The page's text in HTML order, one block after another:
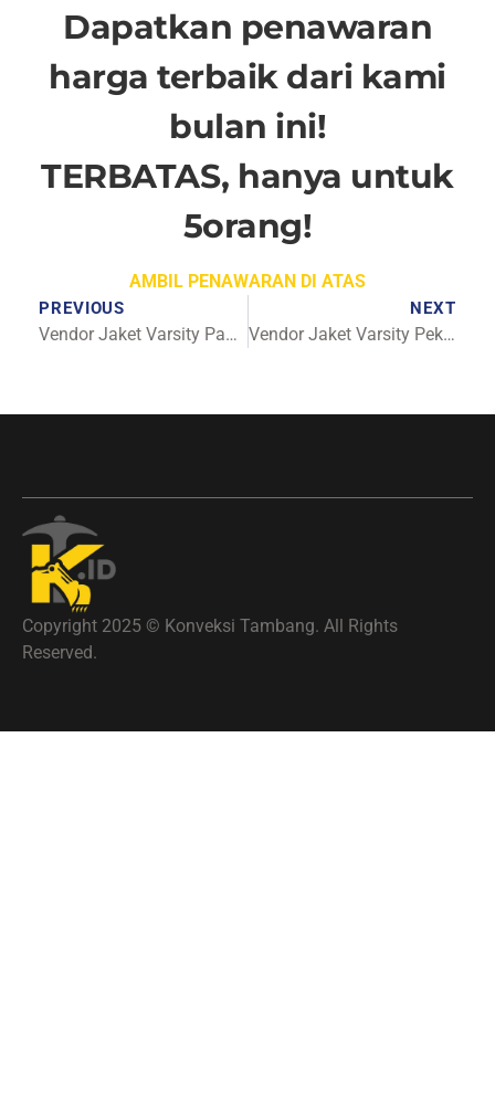
Dapatkan penawaran
harga terbaik dari kami
bulan ini!
TERBATAS, hanya untuk
5orang!
AMBIL PENAWARAN DI ATAS
PREVIOUS
Vendor Jaket Varsity Padang Terpercaya
NEXT
Vendor Jaket Varsity Pekanbaru Terpercaya
Copyright 2025 © Konveksi Tambang. All Rights
Reserved.